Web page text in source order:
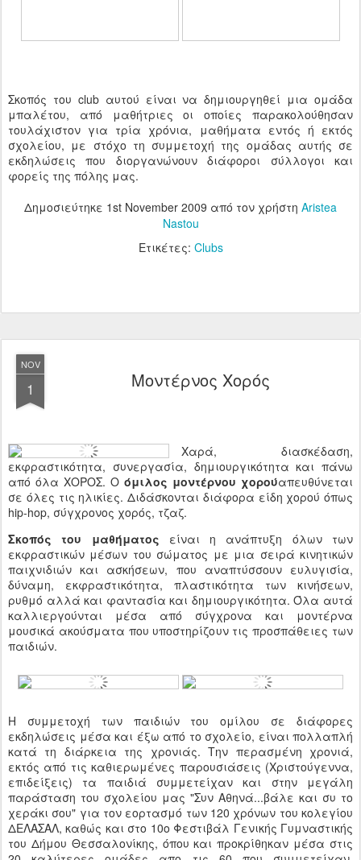
Σκοπός του club αυτού είναι να δημιουργηθεί μια ομάδα
μπαλέτου, από μαθήτριες οι οποίες παρακολούθησαν
τουλάχιστον για τρία χρόνια, μαθήματα εντός ή εκτός
σχολείου, με στόχο τη συμμετοχή της ομάδας αυτής σε
εκδηλώσεις που διοργανώνουν διάφοροι σύλλογοι και
φορείς της πόλης μας.
Δημοσιεύτηκε 1st November 2009 από τον χρήστη Aristea
Nastou
Ετικέτες: Clubs
NOV
1 Μοντέρνος Χορός
Χαρά, διασκέδαση,
εκφραστικότητα, συνεργασία, δημιουργικότητα και πάνω
από όλα ΧΟΡΟΣ. Ο όμιλος μοντέρνου χορούαπευθύνεται
σε όλες τις ηλικίες. Διδάσκονται διάφορα είδη χορού όπως
hip-hop, σύγχρονος χορός, τζαζ.
Σκοπός του μαθήματος είναι η ανάπτυξη όλων των
εκφραστικών μέσων του σώματος με μια σειρά κινητικών
παιχνιδιών και ασκήσεων, που αναπτύσσουν ευλυγισία,
δύναμη, εκφραστικότητα, πλαστικότητα των κινήσεων,
ρυθμό αλλά και φαντασία και δημιουργικότητα. Όλα αυτά
καλλιεργούνται μέσα από σύγχρονα και μοντέρνα
μουσικά ακούσματα που υποστηρίζουν τις προσπάθειες των
παιδιών.
Η συμμετοχή των παιδιών του ομίλου σε διάφορες
εκδηλώσεις μέσα και έξω από το σχολείο, είναι πολλαπλή
κατά τη διάρκεια της χρονιάς. Την περασμένη χρονιά,
εκτός από τις καθιερωμένες παρουσιάσεις (Χριστούγεννα,
επιδείξεις) τα παιδιά συμμετείχαν και στην μεγάλη
παράσταση του σχολείου μας "Συν Αθηνά...βάλε και συ το
χεράκι σου" για τον εορτασμό των 120 χρόνων του κολεγίου
ΔΕΛΑΣΑΛ, καθώς και στο 10ο Φεστιβάλ Γενικής Γυμναστικής
του Δήμου Θεσσαλονίκης, όπου και προκρίθηκαν μέσα στις